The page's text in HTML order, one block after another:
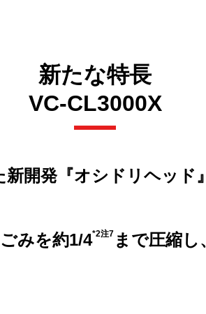
新たな特長
VC-CL3000X
開発『オシドリヘッ
みを約1/4*2注7 まで圧縮